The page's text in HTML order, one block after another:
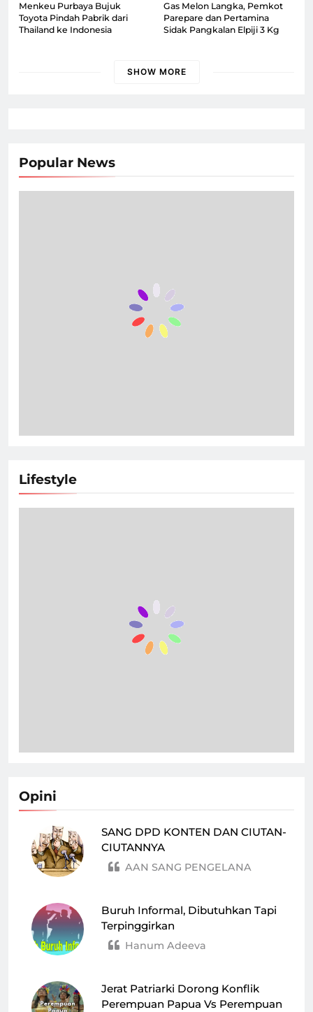
Menkeu Purbaya Bujuk
Toyota Pindah Pabrik dari
Thailand ke Indonesia
Gas Melon Langka, Pemkot
Parepare dan Pertamina
Sidak Pangkalan Elpiji 3 Kg
SHOW MORE
Popular News
Lifestyle
Opini
SANG DPD KONTEN DAN CIUTAN-
CIUTANNYA
AAN SANG PENGELANA
Buruh Informal, Dibutuhkan Tapi
Terpinggirkan
Hanum Adeeva
Jerat Patriarki Dorong Konflik
Perempuan Papua Vs Perempuan